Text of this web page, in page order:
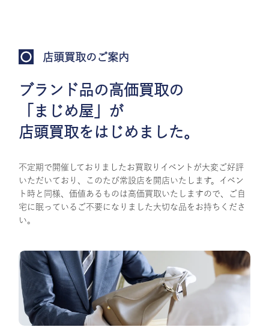
店頭買取のご案内
ブランド品の高価買取の
「まじめ屋」が
店頭買取をはじめました。
不定期で開催しておりましたお買取りイベントが大変ご好評
いただいており、このたび常設店を開店いたします。イベン
ト時と同様、価値あるものは高価買取いたしますので、ご自
宅に眠っているご不要になりました大切な品をお持ちくださ
い。